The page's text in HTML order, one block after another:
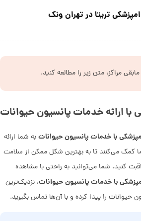
تریتا در تهران ونک
مراکز، متن زیر را مطالعه کنید.
با ارائه خدمات پانسیون حیوانات
با خدمات پانسیون حیواناتبه شما ارائه
می‌کنند تا به بهترین شکل ممکن از سلامت
کنید. شما می‌توانید به راحتی با مشاهده
با خدمات پانسیون حیوانات، نزدیک‌ترین
حیوانات را پیدا کرده و با آن‌ها تماس بگیرید.